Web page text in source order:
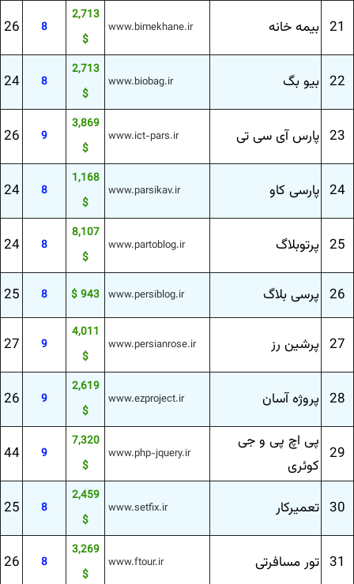
21 بیمه خانه www.bimekhane.ir
2,713
$
8
26
22 بیو بگ www.biobag.ir
2,713
$
8
24
23 پارس آی سی تی www.ict-pars.ir
3,869
$
9
26
24 پارسی كاو www.parsikav.ir
1,168
$
8
24
25 پرتوبلاگ www.partoblog.ir
8,107
$
8
24
26 پرسی بلاگ www.persiblog.ir
943 $
8
25
27 پرشین رز www.persianrose.ir
4,011
$
9
27
28 پروژه آسان www.ezproject.ir
2,619
$
9
26
29
پی اچ پی و جی
كوئری
www.php-jquery.ir
7,320
$
9
44
30 تعمیركار www.setfix.ir
2,459
$
8
25
31 تور مسافرتی www.ftour.ir
3,269
$
8
26